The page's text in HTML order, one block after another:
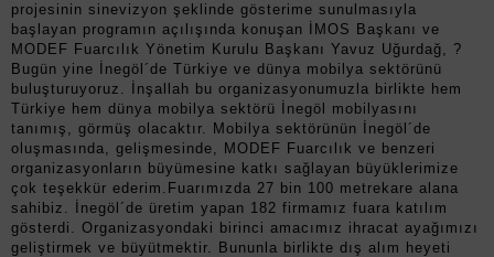
projesinin sinevizyon şeklinde gösterime sunulmasıyla
başlayan programın açılışında konuşan İMOS Başkanı ve
MODEF Fuarcılık Yönetim Kurulu Başkanı Yavuz Uğurdağ, ?
Bugün yine İnegöl´de Türkiye ve dünya mobilya sektörünü
buluşturuyoruz. İnşallah bu organizasyonumuzla birlikte hem
Türkiye hem dünya mobilya sektörü İnegöl mobilyasını
tanımış, görmüş olacaktır. Mobilya sektörünün İnegöl´de
oluşmasında, gelişmesinde, MODEF Fuarcılık ve benzeri
organizasyonların büyümesine katkı sağlayan büyüklerimize
çok teşekkür ederim.Fuarımızda 27 bin 100 metrekare alana
sahibiz. İnegöl´de üretim yapan 182 firmamız fuara katılım
gösterdi. Organizasyondaki birinci amacımız ihracat ayağımızı
geliştirmek ve büyütmektir. Bununla birlikte dış alım heyeti